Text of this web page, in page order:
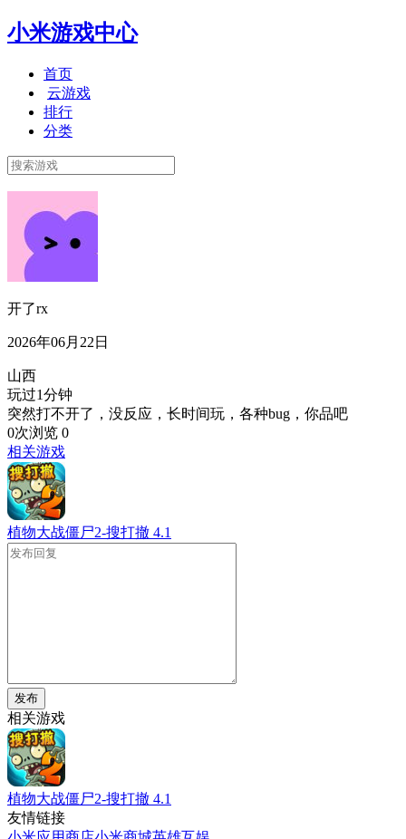
小米游戏中心
首页
云游戏
排行
分类
开了rx
2026年06月22日
山西
玩过1分钟
突然打不开了，没反应，长时间玩，各种bug，你品吧
0次浏览 0
相关游戏
植物大战僵尸2-搜打撤 4.1
发布
相关游戏
植物大战僵尸2-搜打撤 4.1
友情链接